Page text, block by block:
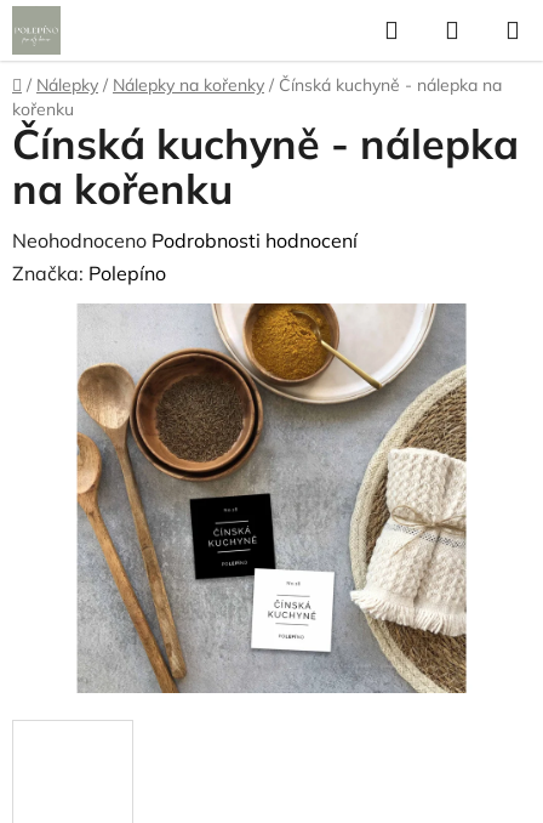
Přejít
na
obsah
Hledat
KOŠÍK
Domů
/ Nálepky / Nálepky na kořenky / Čínská kuchyně - nálepka na
kořenku
Čínská kuchyně - nálepka
na kořenku
Průměrné
hodnocení
produktu
hvězdiček.
Neohodnoceno Podrobnosti hodnocení
Značka: Polepíno